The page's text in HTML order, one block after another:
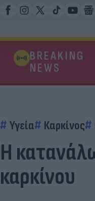
BREAKING
NEWS
Υγεία Καρκίνος
Η
καρκίνου